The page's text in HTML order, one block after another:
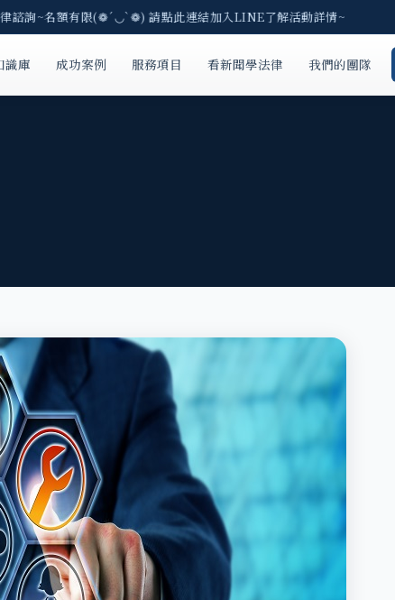
~名額有限(❁´◡`❁) 請點此連結加入LINE了解活動詳情~
識庫 成功案例 服務項目 看新聞學法律 我們的團隊